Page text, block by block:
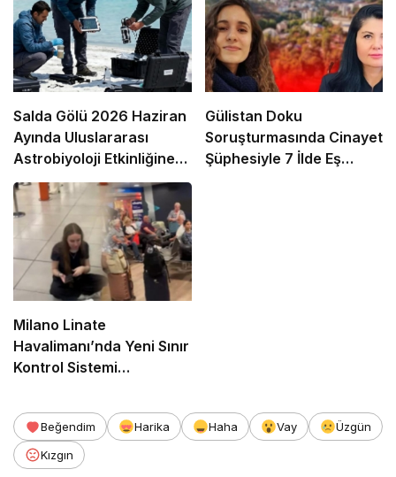
Salda Gölü 2026 Haziran
Ayında Uluslararası
Astrobiyoloji Etkinliğine
Ev Sahipliği Yapacak
Gülistan Doku
Soruşturmasında Cinayet
Şüphesiyle 7 İlde Eş
Milano Linate
Havalimanı’nda Yeni Sınır
Kontrol Sistemi
Beğendim Harika Haha Vay
Üzgün
Kızgın